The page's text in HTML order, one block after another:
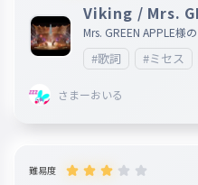
Viking / Mrs.
Mrs. GREEN APPLE様
っていることで有名(
"NOAH no
ライブ映像を見た私は
めに作られてんじゃ
ーのイメージと曲風が一致し
E ジャン
#歌詞 #ミセス
さまーおいる
難易度